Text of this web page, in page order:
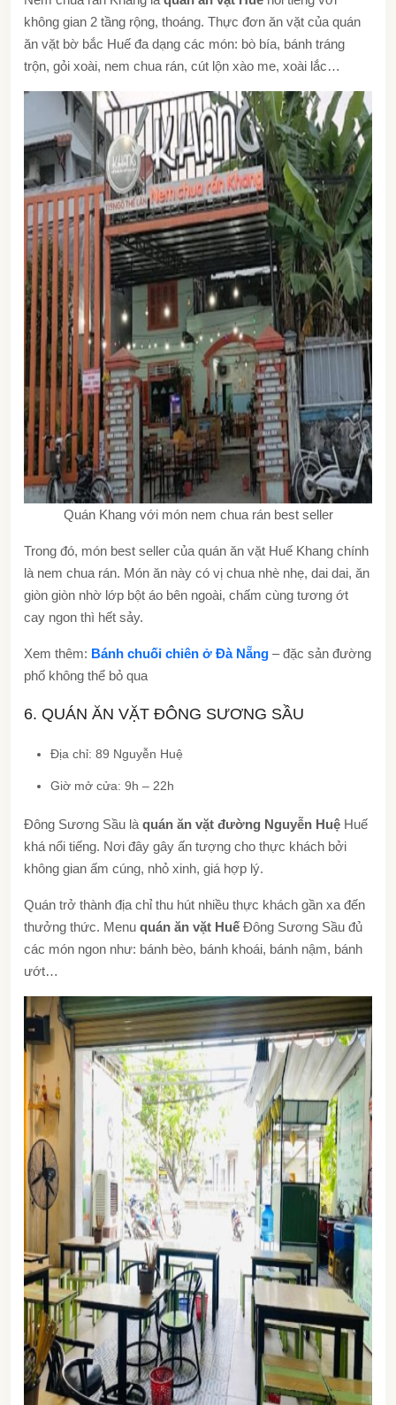
không gian 2 tầng rộng, thoáng. Thực đơn ăn vặt của quán
ăn vặt bờ bắc Huế đa dạng các món: bò bía, bánh tráng
trộn, gỏi xoài, nem chua rán, cút lộn xào me, xoài lắc…
Quán Khang với món nem chua rán best seller
Trong đó, món best seller của quán ăn vặt Huế Khang chính
là nem chua rán. Món ăn này có vị chua nhè nhẹ, dai dai, ăn
giòn giòn nhờ lớp bột áo bên ngoài, chấm cùng tương ớt
cay ngon thì hết sảy.
Xem thêm: Bánh chuối chiên ở Đà Nẵng – đặc sản đường
phố không thể bỏ qua
6. QUÁN ĂN VẶT ĐÔNG SƯƠNG SẦU
Địa chỉ: 89 Nguyễn Huệ
Giờ mở cửa: 9h – 22h
Đông Sương Sầu là quán ăn vặt đường Nguyễn Huệ Huế
khá nổi tiếng. Nơi đây gây ấn tượng cho thực khách bởi
không gian ấm cúng, nhỏ xinh, giá hợp lý.
Quán trở thành địa chỉ thu hút nhiều thực khách gần xa đến
thưởng thức. Menu quán ăn vặt Huế Đông Sương Sầu đủ
các món ngon như: bánh bèo, bánh khoái, bánh nậm, bánh
ướt…